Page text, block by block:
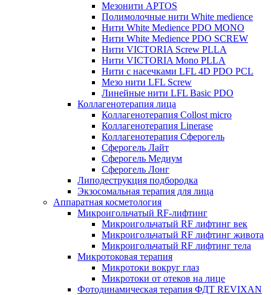
Мезонити APTOS
Полимолочные нити White medience
Нити White Medience PDO MONO
Нити White Medience PDO SCREW
Нити VICTORIA Screw PLLA
Нити VICTORIA Mono PLLA
Нити с насечками LFL 4D PDO PCL
Мезо нити LFL Screw
Линейные нити LFL Basic PDO
Коллагенотерапия лица
Коллагенотерапия Collost micro
Коллагенотерапия Linerase
Коллагенотерапия Сферогель
Сферогель Лайт
Сферогель Медиум
Сферогель Лонг
Липодеструкция подбородка
Экзосомальная терапия для лица
Аппаратная косметология
Микроигольчатый RF-лифтинг
Микроигольчатый RF лифтинг век
Микроигольчатый RF лифтинг живота
Микроигольчатый RF лифтинг тела
Микротоковая терапия
Микротоки вокруг глаз
Микротоки от отеков на лице
Фотодинамическая терапия ФДТ REVIXAN